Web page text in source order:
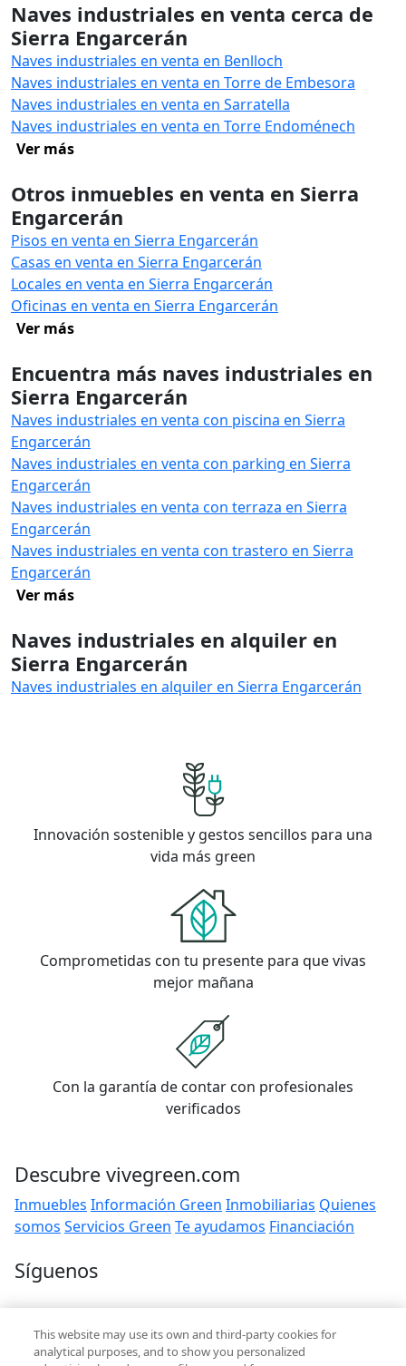
Naves industriales en venta cerca de
Sierra Engarcerán
Naves industriales en venta en Benlloch
Naves industriales en venta en Torre de Embesora
Naves industriales en venta en Sarratella
Naves industriales en venta en Torre Endoménech
Ver más
Otros inmuebles en venta en Sierra
Engarcerán
Pisos en venta en Sierra Engarcerán
Casas en venta en Sierra Engarcerán
Locales en venta en Sierra Engarcerán
Oficinas en venta en Sierra Engarcerán
Ver más
Encuentra más naves industriales en
Sierra Engarcerán
Naves industriales en venta con piscina en Sierra
Engarcerán
Naves industriales en venta con parking en Sierra
Engarcerán
Naves industriales en venta con terraza en Sierra
Engarcerán
Naves industriales en venta con trastero en Sierra
Engarcerán
Ver más
Naves industriales en alquiler en
Sierra Engarcerán
Naves industriales en alquiler en Sierra Engarcerán
Innovación sostenible y gestos sencillos para una
vida más green
Comprometidas con tu presente para que vivas
mejor mañana
Con la garantía de contar con profesionales
verificados
Descubre vivegreen.com
Inmuebles Información Green Inmobiliarias Quienes
somos Servicios Green Te ayudamos Financiación
Síguenos
Contacto
hola@vivegreen.com
This website may use its own and third-party cookies for
analytical purposes, and to show you personalized